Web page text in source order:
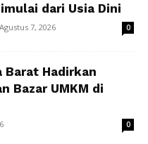
dari Usia Dini
Agustus 7, 2026 0
Barat Hadirkan
Bazar UMKM di
0